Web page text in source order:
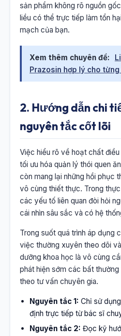
sản phẩm không rõ nguồn
liều có thể trực tiếp làm tổn
mạch của bạn.
Xem thêm chuyên đề:
Prazosin hợp lý cho
2. Hướng dẫn chi
nguyên tắc cốt lõi
Việc hiểu rõ về hoạt chất
tối ưu hóa quản lý thói quen
còn mang lại những hồi phục
vô cùng thiết thực. Trong
các yếu tố liên quan đòi hỏi
cái nhìn sâu sắc và có hệ
Trong suốt quá trình áp dụng
việc thường xuyên theo dõi
dưỡng khoa học là vô cùng
phát hiện sớm các bất
theo tư vấn chuyên gia.
Nguyên tắc 1: Chỉ sử
định trực tiếp từ bác sĩ
Nguyên tắc 2: Đọc kỹ